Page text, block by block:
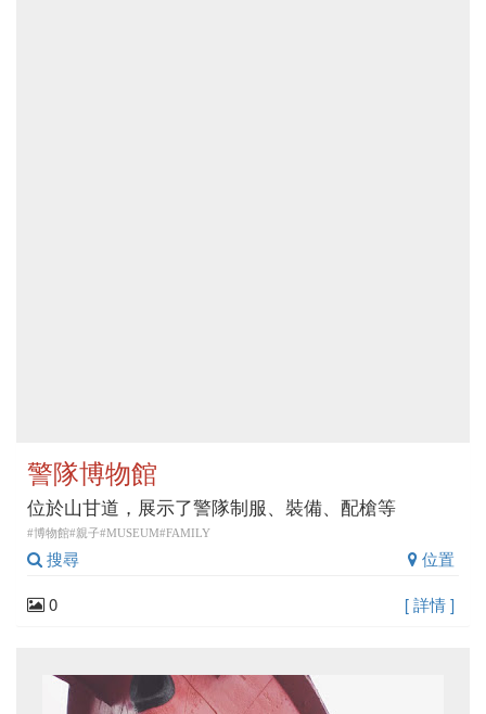
警隊博物館
位於山甘道，展示了警隊制服、裝備、配槍等
#博物館#親子#MUSEUM#FAMILY
搜尋
位置
0
[ 詳情 ]